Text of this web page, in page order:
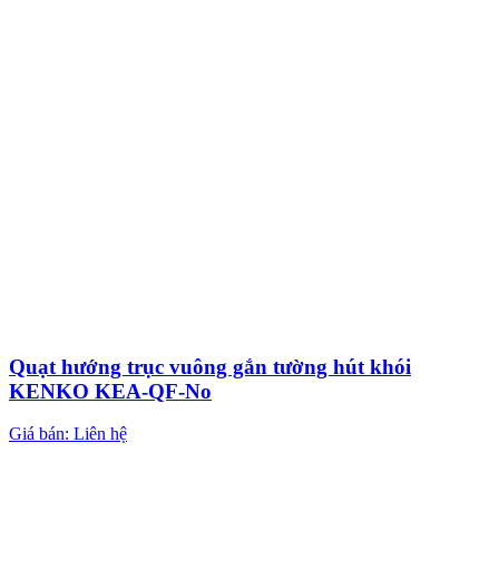
Quạt hướng trục vuông gắn tường hút khói
KENKO KEA-QF-No
Giá bán: Liên hệ